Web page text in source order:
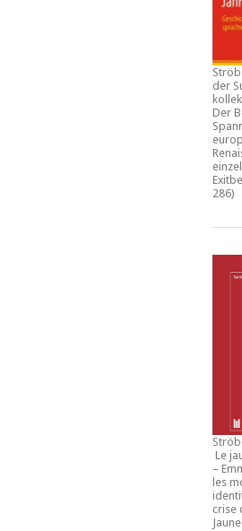
der
Der
286)
Le
–
les
crise